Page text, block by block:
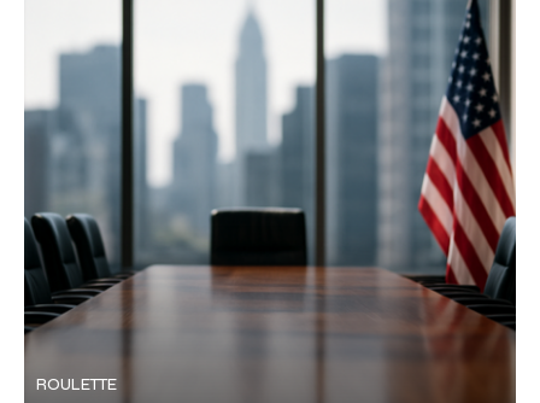
ROULETTE